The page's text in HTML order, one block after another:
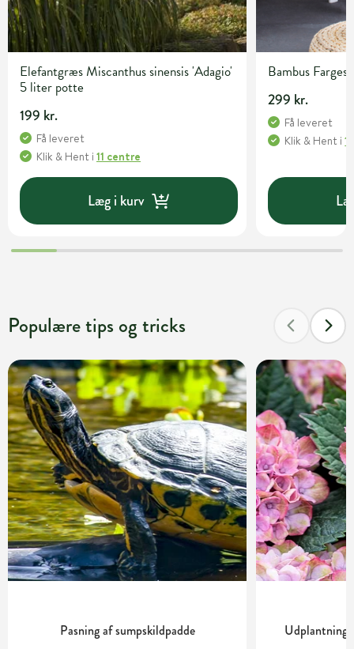
Elefantgræs Miscanthus sinensis 'Adagio'
5 liter potte
199 kr.
Få leveret
Klik & Hent i 11 centre
Læg i kurv
Bambus
299 kr.
Få leveret
Klik & Hent i
Populære tips og tricks
Pasning af sumpskildpadde Udplantning